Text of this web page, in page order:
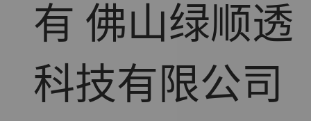
有 佛山绿顺透
科技有限公司